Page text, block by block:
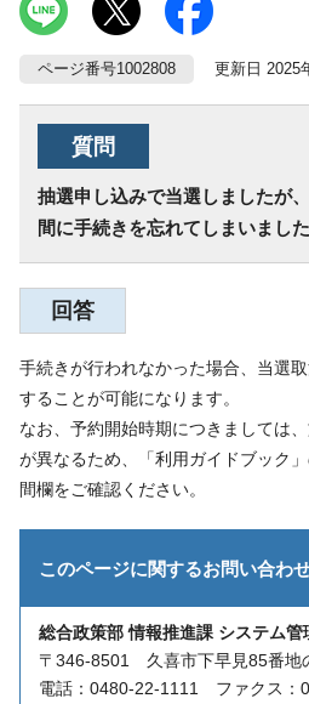
ページ番号1002808 更新日 2025
質問
抽選申し込みで当選しましたが
間に手続きを忘れてしまいました
回答
手続きが行われなかった場合、当選
することが可能になります。
なお、予約開始時期につきましては
が異なるため、「利用ガイドブック
間欄をご確認ください。
このページに関するお問い合わ
総合政策部 情報推進課 システム管
〒346-8501 久喜市下早見85番地
電話：0480-22-1111 ファクス：